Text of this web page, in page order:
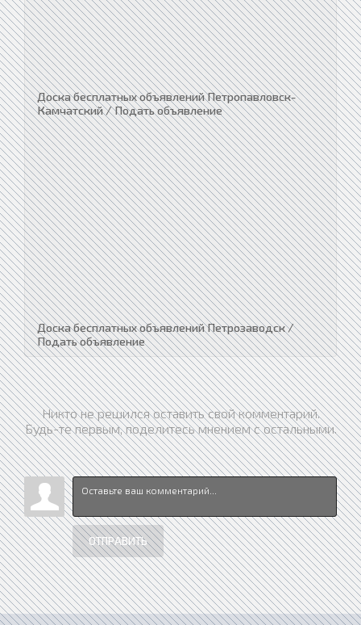
Доска бесплатных объявлений Петропавловск-
Камчатский / Подать объявление
Доска бесплатных объявлений Петрозаводск /
Подать объявление
Никто не решился оставить свой комментарий.
Будь-те первым, поделитесь мнением с остальными.
ОТПРАВИТЬ